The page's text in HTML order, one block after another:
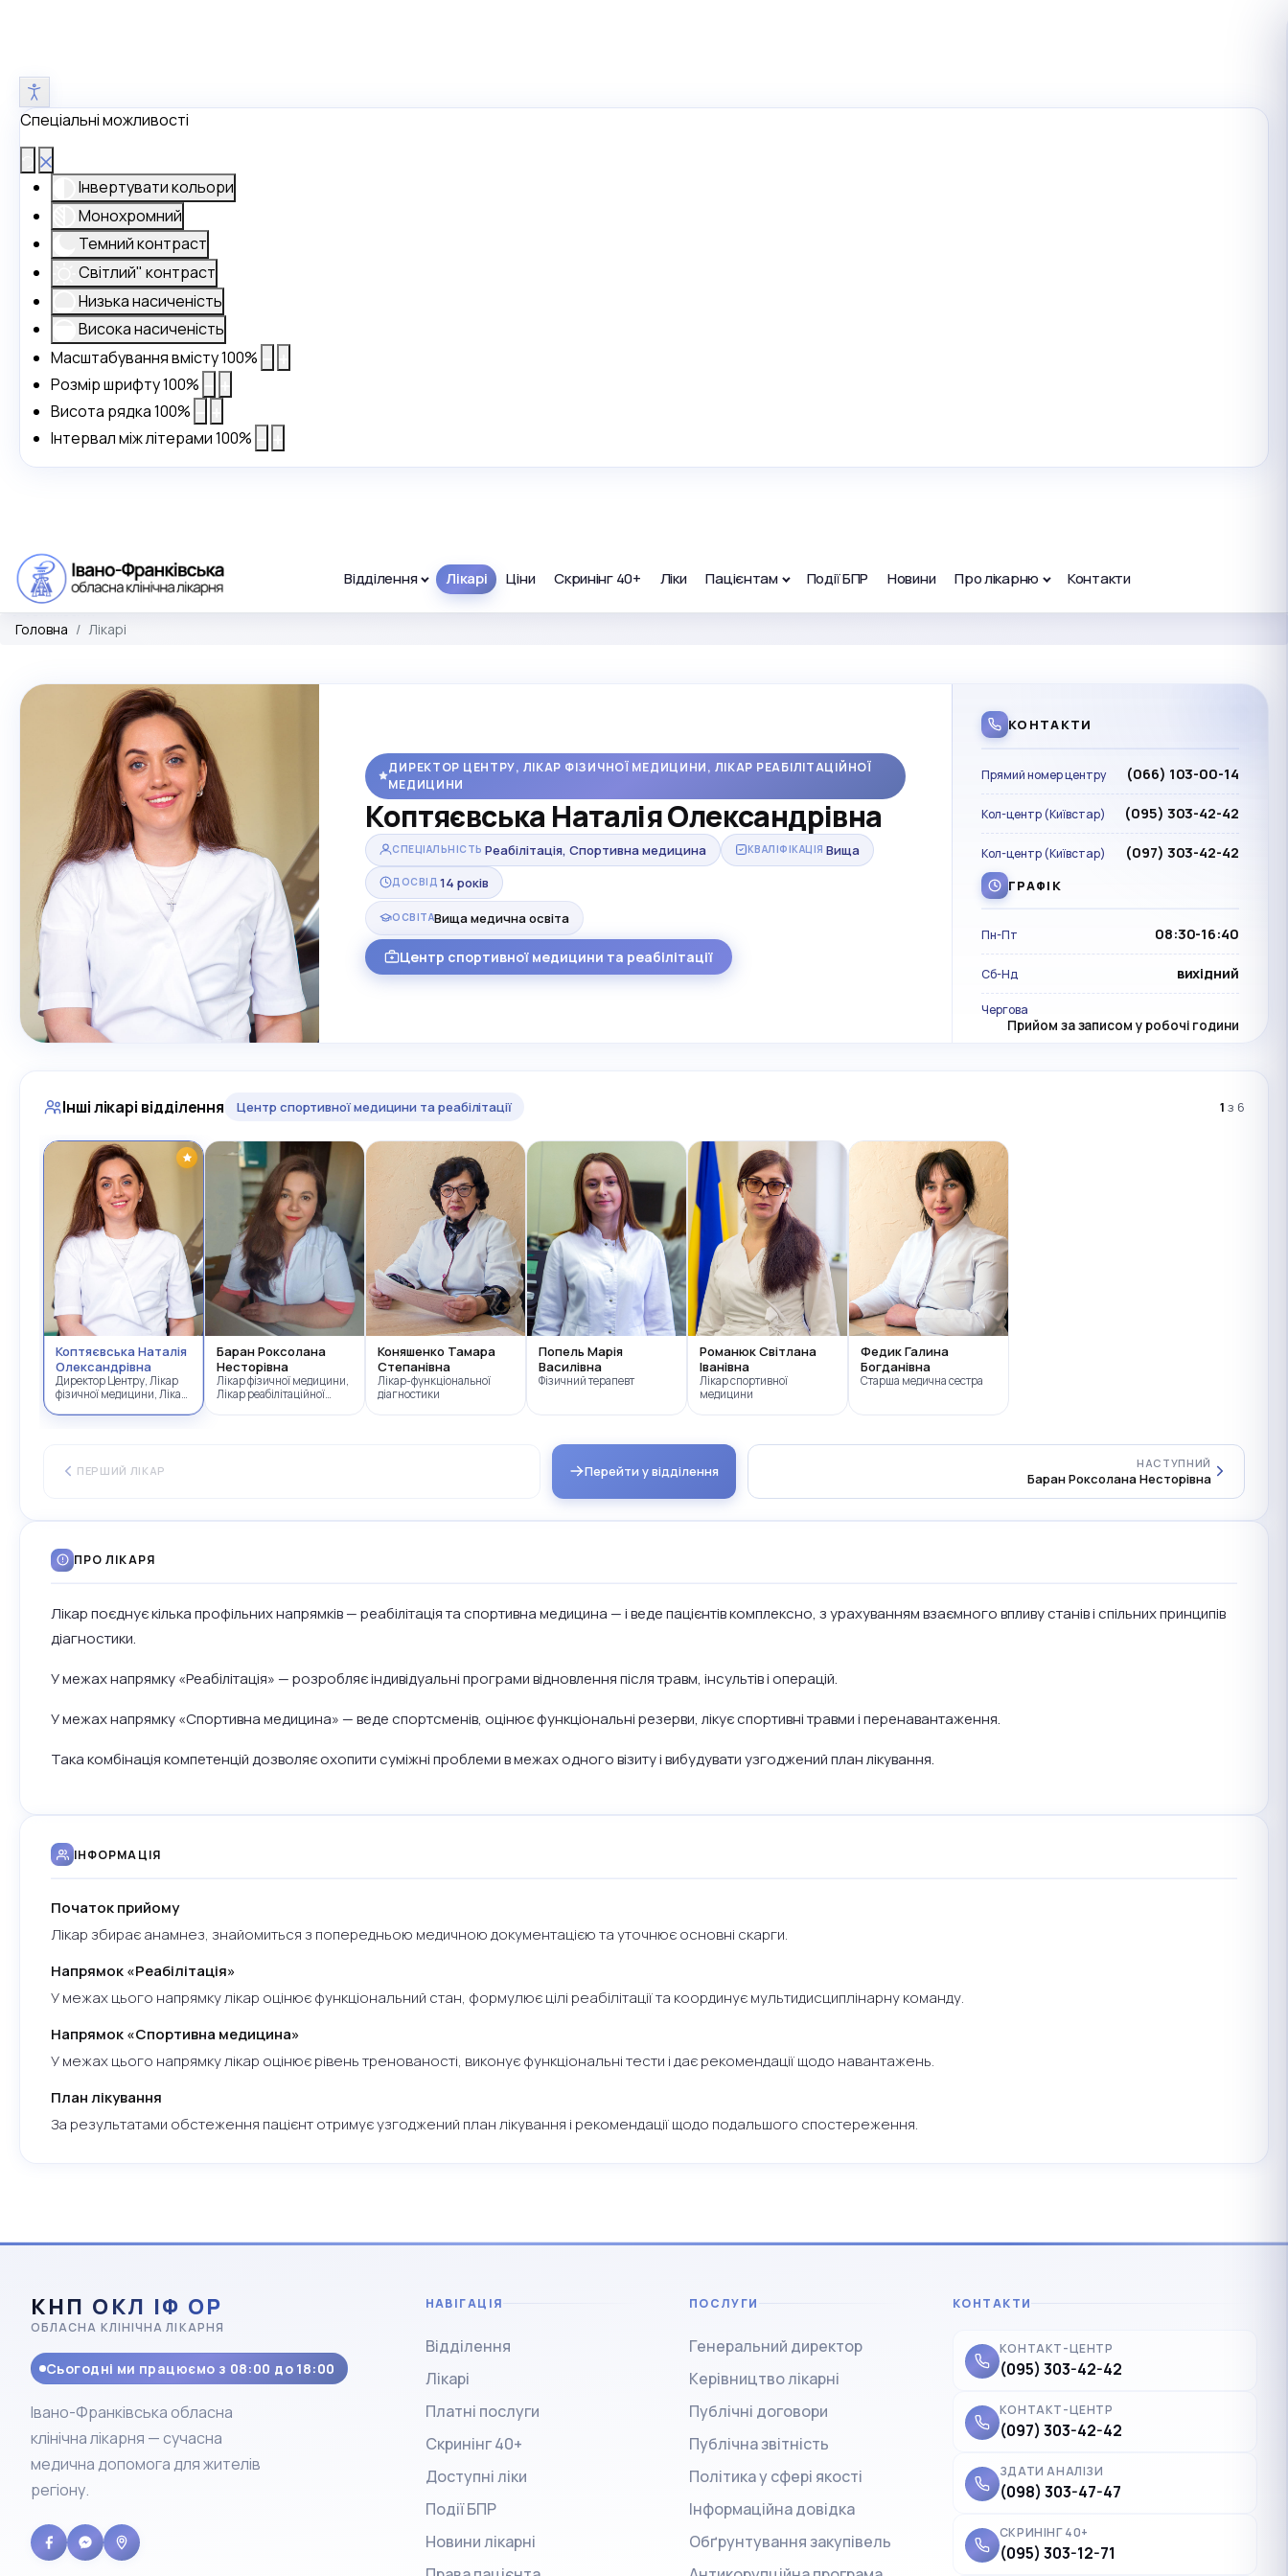
Спеціальні можливості
Інвертувати кольори
Монохромний
Темний контраст
Світлий" контраст
Низька насиченість
Висока насиченість
Масштабування вмісту100%
Розмір шрифту100%
Висота рядка100%
Інтервал між літерами100%
Відділення Лікарі Ціни Скринінг 40+ Ліки Пацієнтам Події БПР Новини Про лікарню Контакти
Головна Лікарі
ДИРЕКТОР ЦЕНТРУ, ЛІКАР ФІЗИЧНОЇ МЕДИЦИНИ, ЛІКАР РЕАБІЛІТАЦІЙНОЇ
МЕДИЦИНИ
Коптяєвська Наталія Олександрівна
СПЕЦІАЛЬНІСТЬ Реабілітація, Спортивна медицина КВАЛІФІКАЦІЯ Вища
ДОСВІД 14 років
ОСВІТАВища медична освіта
Центр спортивної медицини та реабілітації
КОНТАКТИ
Прямий номер центру (066) 103-00-14
Кол-центр (Київстар) (095) 303-42-42
Кол-центр (Київстар) (097) 303-42-42
ГРАФІК
Пн-Пт 08:30-16:40
Сб-Нд вихідний
Чергова
Прийом за записом у робочі години
Інші лікарі відділення Центр спортивної медицини та реабілітації 1 з 6
Коптяєвська Наталія
Олександрівна
Директор Центру, Лікар
фізичної медицини, Лікар
Баран Роксолана
Несторівна
Лікар фізичної медицини,
Лікар реабілітаційної
Коняшенко Тамара
Степанівна
Лікар-функціональної
діагностики
Попель Марія
Василівна
Фізичний терапевт
Романюк Світлана
Іванівна
Лікар спортивної
медицини
Федик Галина
Богданівна
Старша медична сестра
ПЕРШИЙ ЛІКАР Перейти у відділення НАСТУПНИЙ
Баран Роксолана Несторівна
ПРО ЛІКАРЯ
Лікар поєднує кілька профільних напрямків — реабілітація та спортивна медицина — і веде пацієнтів комплексно, з урахуванням взаємного впливу станів і спільних принципів
діагностики.
У межах напрямку «Реабілітація» — розробляє індивідуальні програми відновлення після травм, інсультів і операцій.
У межах напрямку «Спортивна медицина» — веде спортсменів, оцінює функціональні резерви, лікує спортивні травми і перенавантаження.
Така комбінація компетенцій дозволяє охопити суміжні проблеми в межах одного візиту і вибудувати узгоджений план лікування.
ІНФОРМАЦІЯ
Початок прийому
Лікар збирає анамнез, знайомиться з попередньою медичною документацією та уточнює основні скарги.
Напрямок «Реабілітація»
У межах цього напрямку лікар оцінює функціональний стан, формулює цілі реабілітації та координує мультидисциплінарну команду.
Напрямок «Спортивна медицина»
У межах цього напрямку лікар оцінює рівень тренованості, виконує функціональні тести і дає рекомендації щодо навантажень.
План лікування
За результатами обстеження пацієнт отримує узгоджений план лікування і рекомендації щодо подальшого спостереження.
КНП ОКЛ ІФ ОР
ОБЛАСНА КЛІНІЧНА ЛІКАРНЯ
Сьогодні ми працюємо з 08:00 до 18:00
Івано-Франківська обласна
клінічна лікарня — сучасна
медична допомога для жителів
регіону.
НАВІГАЦІЯ
Відділення
Лікарі
Платні послуги
Скринінг 40+
Доступні ліки
Події БПР
Новини лікарні
ПОСЛУГИ
Генеральний директор
Керівництво лікарні
Публічні договори
Публічна звітність
Політика у сфері якості
Інформаційна довідка
Обґрунтування закупівель
КОНТАКТИ
КОНТАКТ-ЦЕНТР
(095) 303-42-42
КОНТАКТ-ЦЕНТР
(097) 303-42-42
ЗДАТИ АНАЛІЗИ
(098) 303-47-47
СКРИНІНГ 40+
(095) 303-12-71